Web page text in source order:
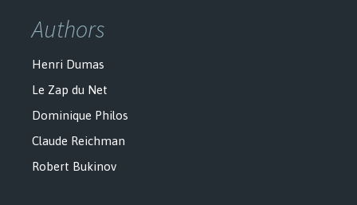
Authors
Henri Dumas
Le Zap du Net
Dominique Philos
Claude Reichman
Robert Bukinov